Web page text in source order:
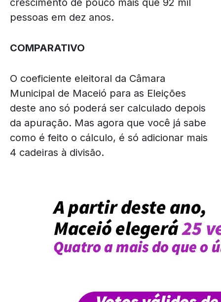
crescimento de pouco mais que 92 mil
pessoas em dez anos.
COMPARATIVO
O coeficiente eleitoral da Câmara
Municipal de Maceió para as Eleições
deste ano só poderá ser calculado depois
da apuração. Mas agora que você já sabe
como é feito o cálculo, é só adicionar mais
4 cadeiras à divisão.